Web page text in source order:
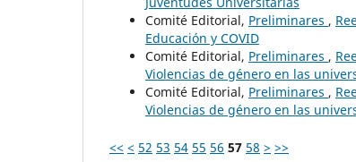
Comité Editorial, Preliminares ,
Educación y COVID
Comité Editorial, Preliminares ,
Violencias de género en las
Comité Editorial, Preliminares ,
Violencias de género en las
<< < 52 53 54 55 56 57 58 > >>